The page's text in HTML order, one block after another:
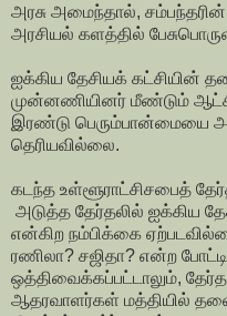
அரசு அமைந்தால்,
அரசியல் களத்தில்
ஐக்கிய தேசியக் கட்சியின்
முன்னணியினர் மீண்டும்
இரண்டு பெரும்பான்மையை
தெரியவில்லை.
கடந்த உள்ளூராட்சிசபைத்
அடுத்த தேர்தலில் ஐக்கிய
என்கிற நம்பிக்கை
ரணிலா? சஜிதா? என்ற
ஒத்திவைக்கப்பட்டாலும்,
ஆதரவாளர்கள் மத்தியில்